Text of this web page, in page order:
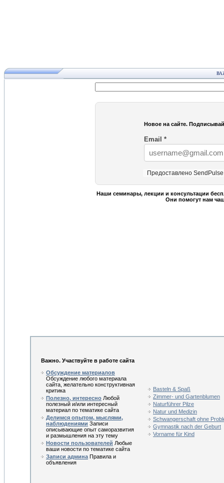
Новое на сайте.
Email *
Предоставлено SendPulse
Наши семинары, лекции и консультации
Они помогут нам
Важно. Участвуйте в работе сайта
Обсуждение материалов
Обсуждение любого материала
сайта, желательно конструктивная
критика
Полезно, интересно Любой
полезный и/или интересный
материал по тематике сайта
Делимся опытом, мыслями,
наблюдениями Записи
описывающие опыт саморазвития
и размышления на эту тему
Новости пользователей Любые
ваши новости по тематике сайта
Записи админа Правила и
объявления
Basteln & Spaß
Zimmer- und Gartenblumen
Naturführer Pilze
Natur und Medizin
Schwangerschaft ohne
Gymnastik nach der Geburt
Vorname für Kind